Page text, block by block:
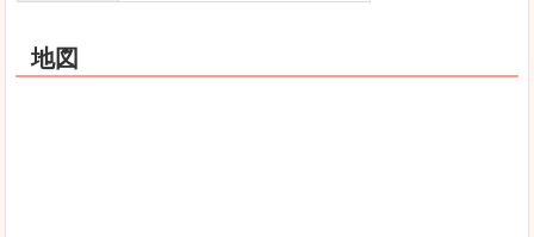
地図